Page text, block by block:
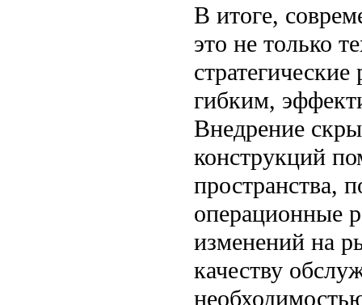
В итоге,
это не только
гибким,
Внедрение
конструкций
пространства,
операционные
изменений на
качеству